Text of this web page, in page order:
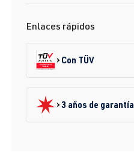
Enlaces rápidos
Con TÜV
3 años de garantía